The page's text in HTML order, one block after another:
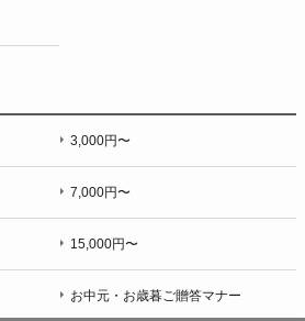
3,000円〜
7,000円〜
15,000円〜
お中元・お歳暮ご贈答マナー